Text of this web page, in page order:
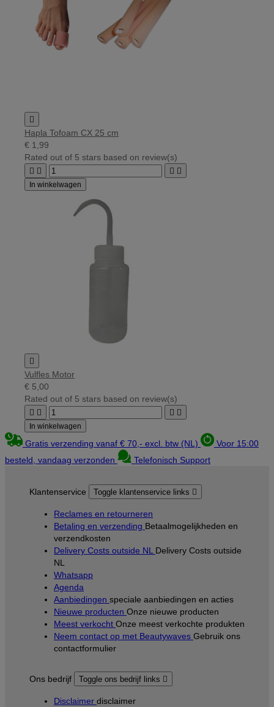

Hapla Tofoam CX 25 cm
€ 1,99
Rated out of 5 stars based on review(s)
   
In winkelwagen

Vulfles Motor
€ 5,00
Rated out of 5 stars based on review(s)
   
In winkelwagen
Gratis verzending vanaf € 70,- excl. btw (NL)
Voor 15:00
besteld, vandaag verzonden
Telefonisch Support
Klantenservice Toggle klantenservice links 
Reclames en retourneren
Betaling en verzending Betaalmogelijkheden en
verzendkosten
Delivery Costs outside NL Delivery Costs outside
NL
Whatsapp
Agenda
Aanbiedingen speciale aanbiedingen en acties
Nieuwe producten Onze nieuwe producten
Meest verkocht Onze meest verkochte produkten
Neem contact op met Beautywaves Gebruik ons
contactformulier
Ons bedrijf Toggle ons bedrijf links 
Disclaimer disclaimer